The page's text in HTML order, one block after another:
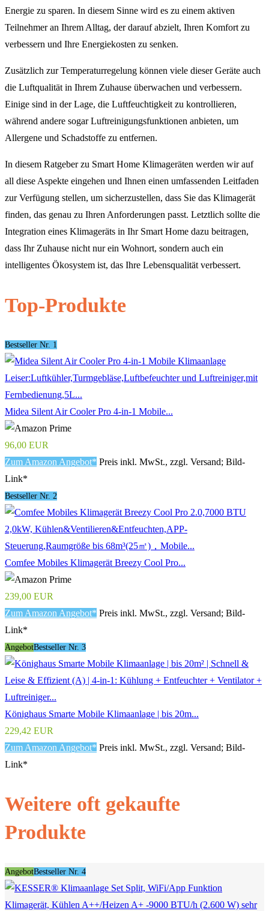
Energie zu sparen. In diesem Sinne wird es zu einem aktiven
Teilnehmer an Ihrem Alltag, der darauf abzielt, Ihren Komfort zu
verbessern und Ihre Energiekosten zu senken.
Zusätzlich zur Temperaturregelung können viele dieser Geräte auch
die Luftqualität in Ihrem Zuhause überwachen und verbessern.
Einige sind in der Lage, die Luftfeuchtigkeit zu kontrollieren,
während andere sogar Luftreinigungsfunktionen anbieten, um
Allergene und Schadstoffe zu entfernen.
In diesem Ratgeber zu Smart Home Klimageräten werden wir auf
all diese Aspekte eingehen und Ihnen einen umfassenden Leitfaden
zur Verfügung stellen, um sicherzustellen, dass Sie das Klimagerät
finden, das genau zu Ihren Anforderungen passt. Letztlich sollte die
Integration eines Klimageräts in Ihr Smart Home dazu beitragen,
dass Ihr Zuhause nicht nur ein Wohnort, sondern auch ein
intelligentes Ökosystem ist, das Ihre Lebensqualität verbessert.
Top-Produkte
Bestseller Nr. 1
Midea Silent Air Cooler Pro 4-in-1 Mobile...
96,00 EUR
Zum Amazon Angebot* Preis inkl. MwSt., zzgl. Versand; Bild-
Link*
Bestseller Nr. 2
Comfee Mobiles Klimagerät Breezy Cool Pro...
239,00 EUR
Zum Amazon Angebot* Preis inkl. MwSt., zzgl. Versand; Bild-
Link*
AngebotBestseller Nr. 3
Könighaus Smarte Mobile Klimaanlage | bis 20m...
229,42 EUR
Zum Amazon Angebot* Preis inkl. MwSt., zzgl. Versand; Bild-
Link*
Weitere oft gekaufte
Produkte
AngebotBestseller Nr. 4